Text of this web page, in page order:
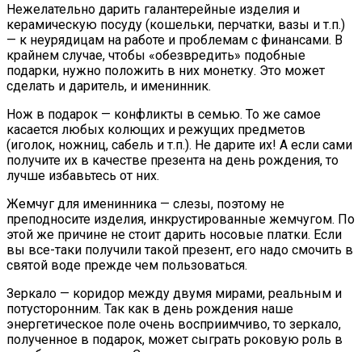
Нежелательно дарить галантерейные изделия и
керамическую посуду (кошельки, перчатки, вазы и т.п.)
— к неурядицам на работе и проблемам с финансами. В
крайнем случае, чтобы «обезвредить» подобные
подарки, нужно положить в них монетку. Это может
сделать и даритель, и именинник.
Нож в подарок — конфликты в семью. То же самое
касается любых колющих и режущих предметов
(иголок, ножниц, сабель и т.п.). Не дарите их! А если сами
получите их в качестве презента на день рождения, то
лучше избавьтесь от них.
Жемчуг для именинника — слезы, поэтому не
преподносите изделия, инкрустированные жемчугом. По
этой же причине не стоит дарить носовые платки. Если
вы все-таки получили такой презент, его надо смочить в
святой воде прежде чем пользоваться.
Зеркало — коридор между двумя мирами, реальным и
потусторонним. Так как в день рождения наше
энергетическое поле очень восприимчиво, то зеркало,
полученное в подарок, может сыграть роковую роль в